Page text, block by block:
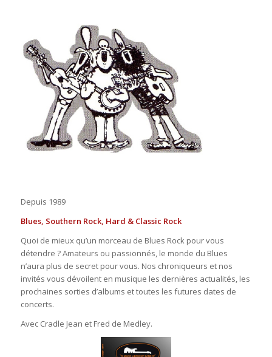
Depuis 1989
Blues, Southern Rock, Hard & Classic Rock
Quoi de mieux qu’un morceau de Blues Rock pour vous
détendre ? Amateurs ou passionnés, le monde du Blues
n’aura plus de secret pour vous. Nos chroniqueurs et nos
invités vous dévoilent en musique les dernières actualités, les
prochaines sorties d’albums et toutes les futures dates de
concerts.
Avec Cradle Jean et Fred de Medley.